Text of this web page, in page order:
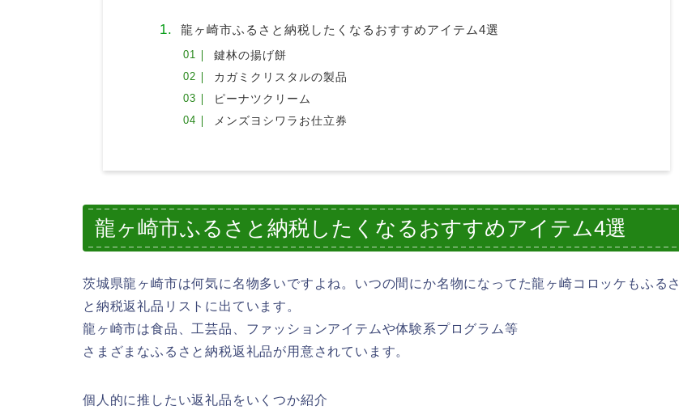
龍ヶ崎市ふるさと納税したくなるおすすめアイテム4選
鍵林の揚げ餅
カガミクリスタルの製品
ピーナツクリーム
メンズヨシワラお仕立券
龍ヶ崎市ふるさと納税したくなるおすすめアイテム4選
茨城県龍ヶ崎市は何気に名物多いですよね。いつの間にか名物になってた龍ヶ崎コロッケもふるさ
と納税返礼品リストに出ています。
龍ヶ崎市は食品、工芸品、ファッションアイテムや体験系プログラム等
さまざまなふるさと納税返礼品が用意されています。
個人的に推したい返礼品をいくつか紹介